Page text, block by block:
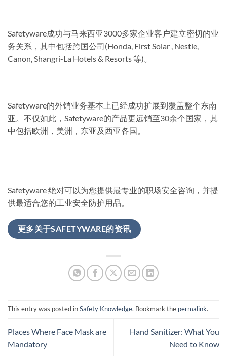
Safetyware成功与马来西亚3000多家企业客户建立密切的业
务关系，其中包括跨国公司(Honda, First Solar , Nestle,
Canon, Shangri-La Hotels & Resorts 等)。
Safetyware的外销业务基本上已经成功扩展到覆盖整个东南
亚。不仅如此，Safetyware的产品更远销至30余个国家，其
中包括欧洲，美洲，东亚及西亚各国。
Safetyware 绝对可以为您提供最专业的职场安全咨询，并提
供最适合您的工业安全防护用品。
更多关于SAFETYWARE的资讯
This entry was posted inSafety Knowledge. Bookmark the permalink.
Places Where Face Mask are
Mandatory
Hand Sanitizer: What You
Need to Know